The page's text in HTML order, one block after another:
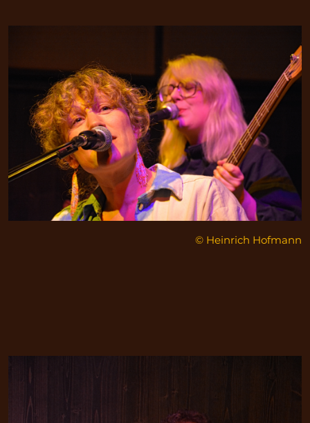
© Heinrich Hofmann